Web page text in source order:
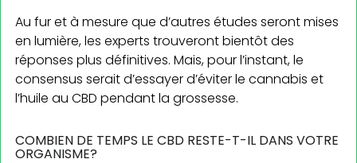
Au fur et à mesure que d’autres études seront mises
en lumière, les experts trouveront bientôt des
réponses plus définitives. Mais, pour l’instant, le
consensus serait d’essayer d’éviter le cannabis et
l’huile au CBD pendant la grossesse.
COMBIEN DE TEMPS LE CBD RESTE-T-IL DANS VOTRE
ORGANISME?